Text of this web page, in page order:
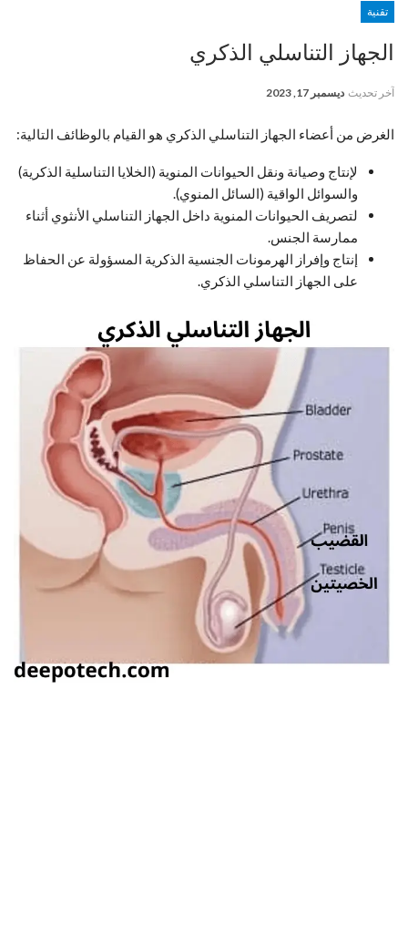
تقنية
الجهاز التناسلي الذكري
آخر تحديث ديسمبر 17, 2023
الغرض من أعضاء الجهاز التناسلي الذكري هو القيام بالوظائف التالية:
لإنتاج وصيانة ونقل الحيوانات المنوية (الخلايا التناسلية الذكرية)
والسوائل الواقية (السائل المنوي).
لتصريف الحيوانات المنوية داخل الجهاز التناسلي الأنثوي أثناء
ممارسة الجنس.
إنتاج وإفراز الهرمونات الجنسية الذكرية المسؤولة عن الحفاظ
على الجهاز التناسلي الذكري.